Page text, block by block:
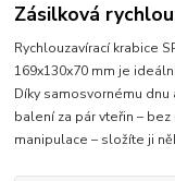
Zásilková
Rychlouzavírací krabice
169x130x70 mm je
Díky samosvornému
balení za pár vteřin –
manipulace – složíte ji